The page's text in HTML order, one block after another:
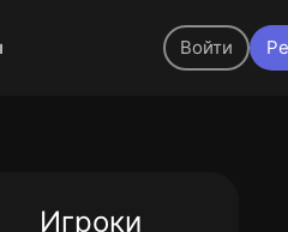
Войти
Игроки